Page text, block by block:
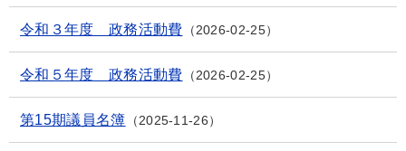
令和３年度 政務活動費 2026-02-25
令和５年度 政務活動費 2026-02-25
第15期議員名簿 2025-11-26